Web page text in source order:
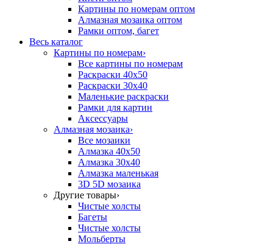
Картины по номерам оптом
Алмазная мозаика оптом
Рамки оптом, багет
Весь каталог
Картины по номерам›
Все картины по номерам
Раскраски 40х50
Раскраски 30х40
Маленькие раскраски
Рамки для картин
Аксессуары
Алмазная мозаика›
Все мозаики
Алмазка 40х50
Алмазка 30х40
Алмазка маленькая
3D 5D мозаика
Другие товары›
Чистые холсты
Багеты
Чистые холсты
Мольберты